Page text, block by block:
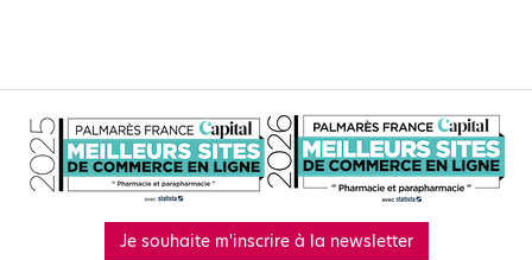
Je souhaite m'inscrire à la newsletter